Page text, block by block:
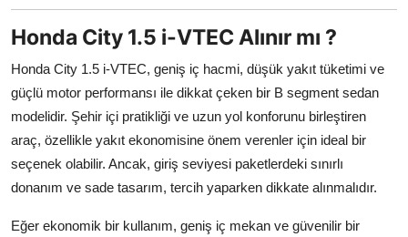
Honda City 1.5 i-VTEC Alınır mı ?
Honda City 1.5 i-VTEC, geniş iç hacmi, düşük yakıt tüketimi ve
güçlü motor performansı ile dikkat çeken bir B segment sedan
modelidir. Şehir içi pratikliği ve uzun yol konforunu birleştiren
araç, özellikle yakıt ekonomisine önem verenler için ideal bir
seçenek olabilir. Ancak, giriş seviyesi paketlerdeki sınırlı
donanım ve sade tasarım, tercih yaparken dikkate alınmalıdır.
Eğer ekonomik bir kullanım, geniş iç mekan ve güvenilir bir